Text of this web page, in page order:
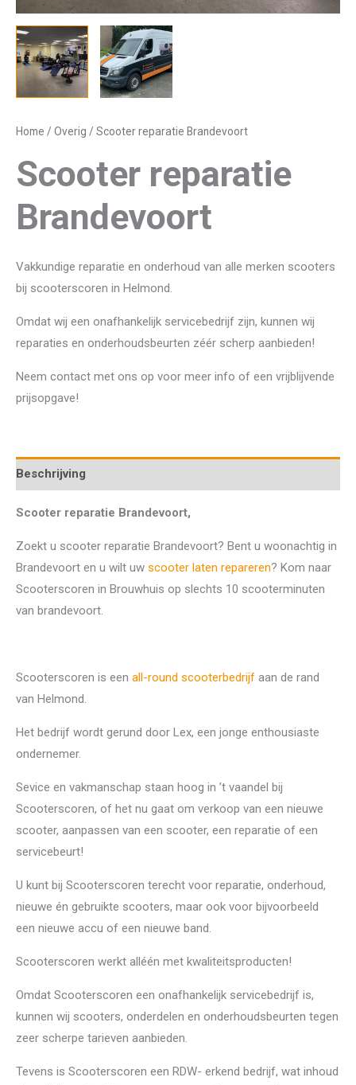
Home / Overig / Scooter reparatie Brandevoort
Scooter reparatie
Brandevoort
Vakkundige reparatie en onderhoud van alle merken scooters
bij scooterscoren in Helmond.
Omdat wij een onafhankelijk servicebedrijf zijn, kunnen wij
reparaties en onderhoudsbeurten zéér scherp aanbieden!
Neem contact met ons op voor meer info of een vrijblijvende
prijsopgave!
Beschrijving
Scooter reparatie Brandevoort,
Zoekt u scooter reparatie Brandevoort? Bent u woonachtig in
Brandevoort en u wilt uw scooter laten repareren? Kom naar
Scooterscoren in Brouwhuis op slechts 10 scooterminuten
van brandevoort.
Scooterscoren is een all-round scooterbedrijf aan de rand
van Helmond.
Het bedrijf wordt gerund door Lex, een jonge enthousiaste
ondernemer.
Sevice en vakmanschap staan hoog in ’t vaandel bij
Scooterscoren, of het nu gaat om verkoop van een nieuwe
scooter, aanpassen van een scooter, een reparatie of een
servicebeurt!
U kunt bij Scooterscoren terecht voor reparatie, onderhoud,
nieuwe én gebruikte scooters, maar ook voor bijvoorbeeld
een nieuwe accu of een nieuwe band.
Scooterscoren werkt alléén met kwaliteitsproducten!
Omdat Scooterscoren een onafhankelijk servicebedrijf is,
kunnen wij scooters, onderdelen en onderhoudsbeurten tegen
zeer scherpe tarieven aanbieden.
Tevens is Scooterscoren een RDW- erkend bedrijf, wat inhoud